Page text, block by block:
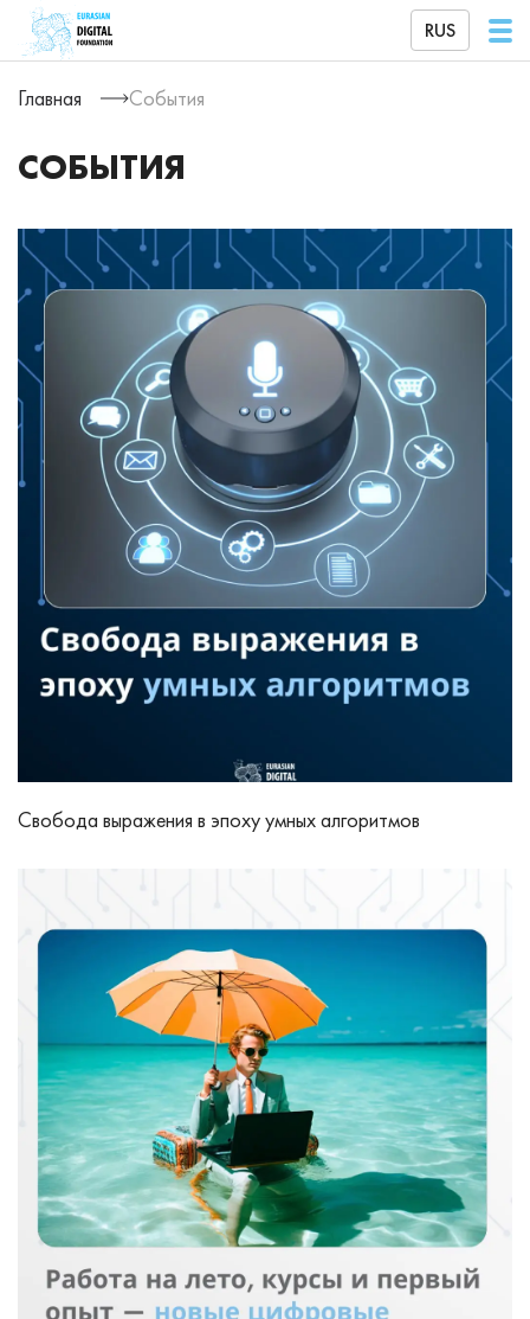
RUS
Главная События
СОБЫТИЯ
Свобода выражения в эпоху умных алгоритмов